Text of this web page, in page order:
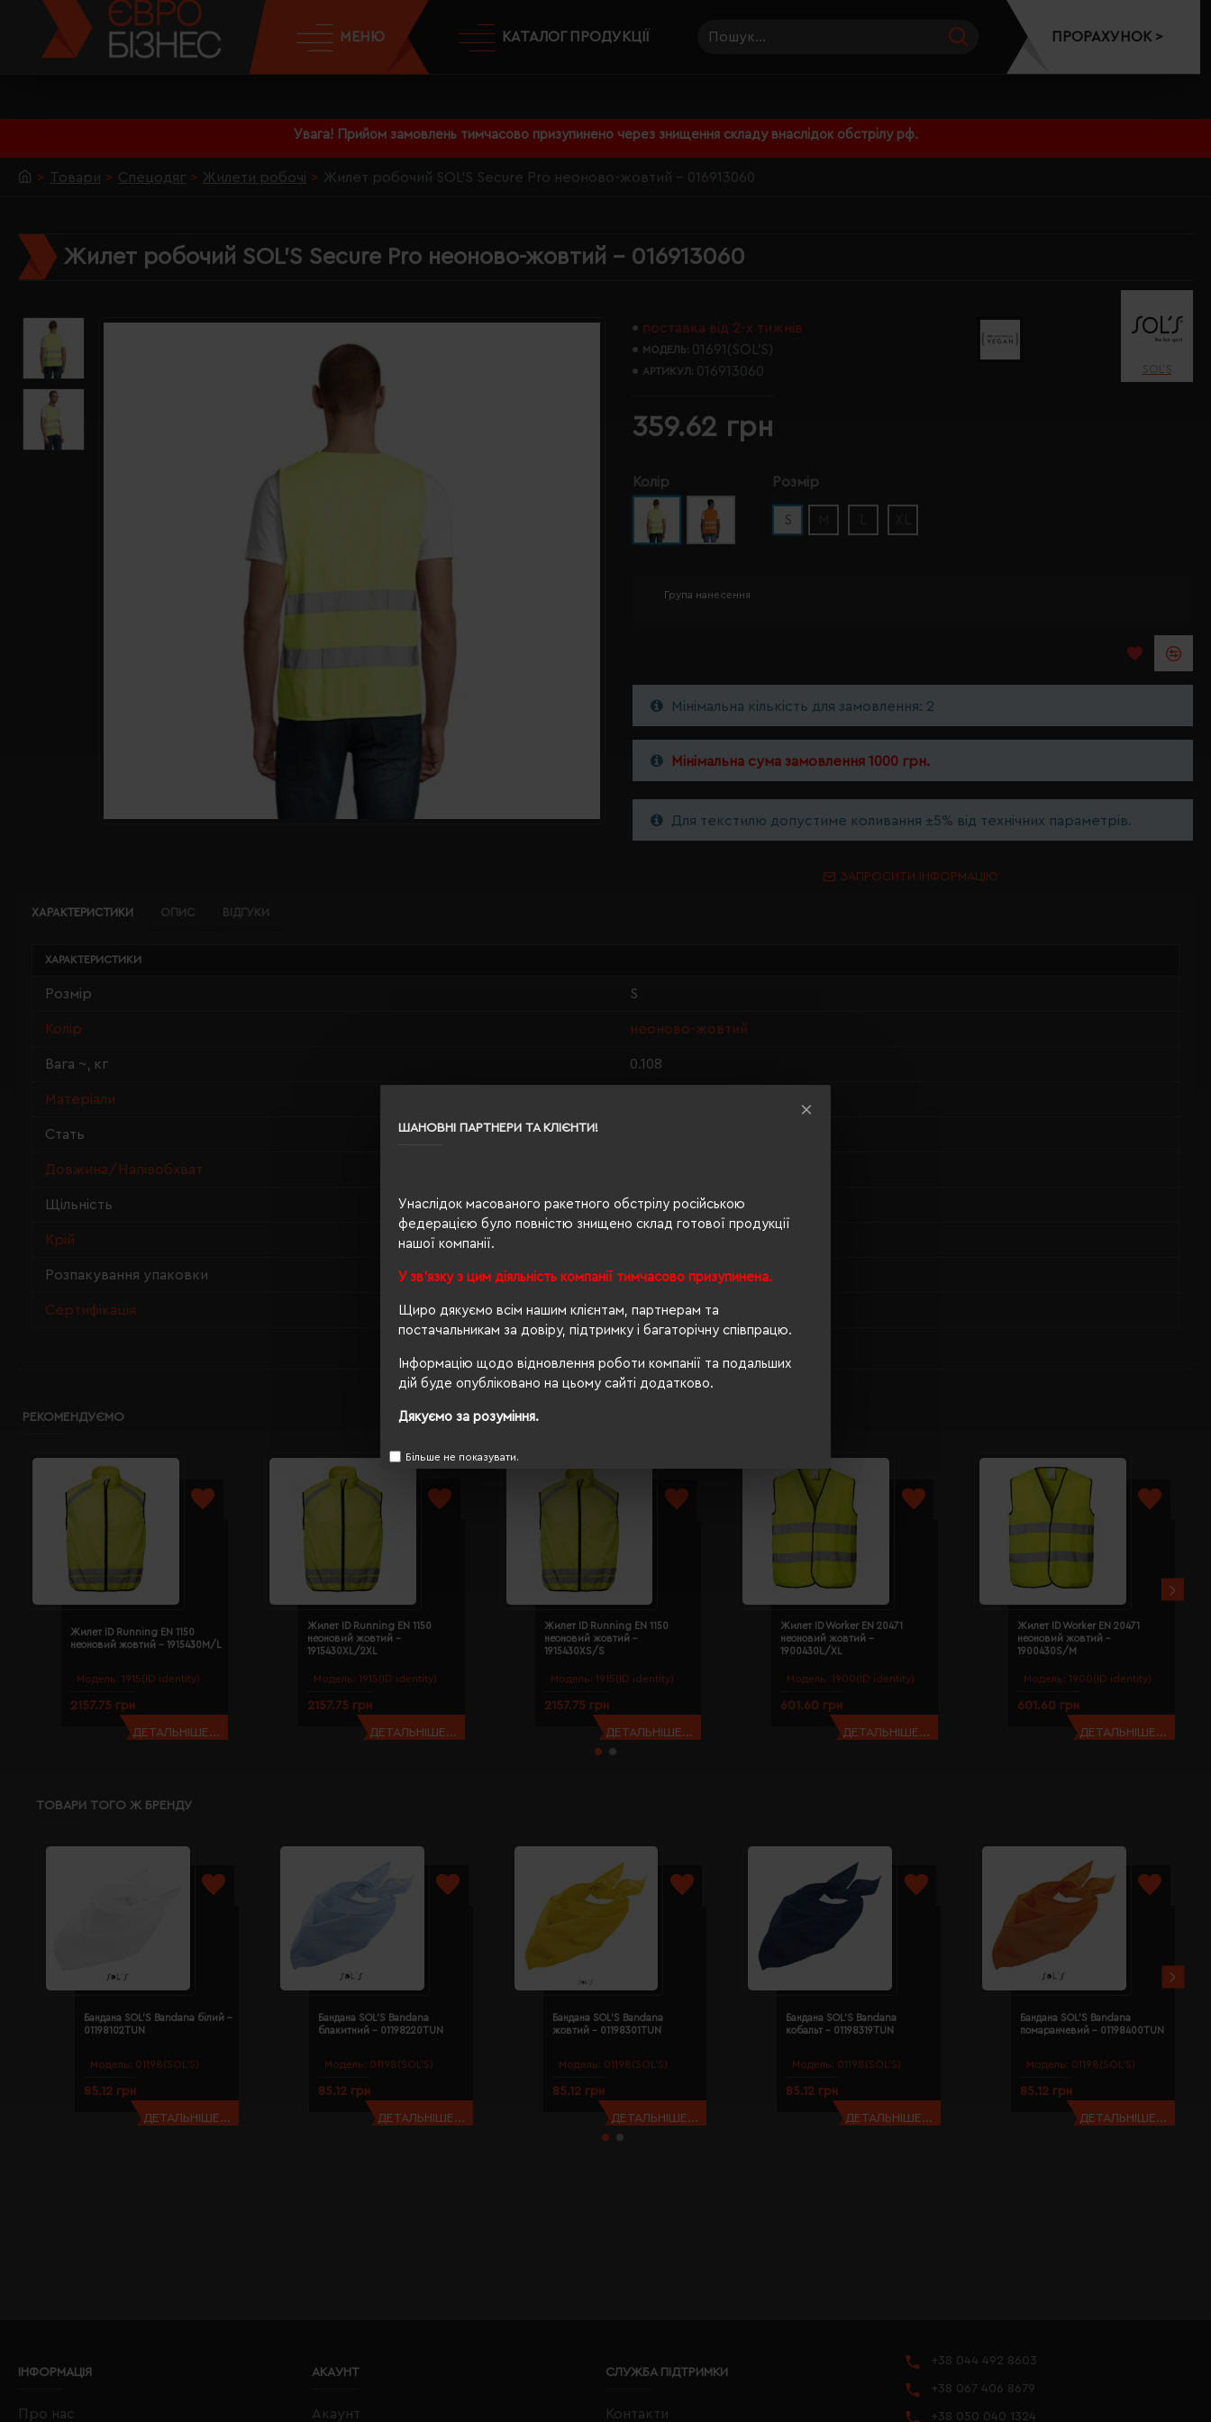
ШАНОВНІ ПАРТНЕРИ ТА КЛІЄНТИ!
Унаслідок масованого ракетного обстрілу російською
федерацією було повністю знищено склад готової продукції
нашої компанії.
У зв'язку з цим діяльність компанії тимчасово призупинена.
Щиро дякуємо всім нашим клієнтам, партнерам та
постачальникам за довіру, підтримку і багаторічну співпрацю.
Інформацію щодо відновлення роботи компанії та подальших
дій буде опубліковано на цьому сайті додатково.
Дякуємо за розуміння.
Більше не показувати.
Увага! Прийом замовлень тимчасово призупинено через знищення складу внаслідок обстрілу рф.
МЕНЮ КАТАЛОГ ПРОДУКЦІЇ ПРОРАХУНОК >
Товари Спецодяг Жилети робочі Жилет робочий SOL'S Secure Pro неоново-жовтий - 016913060
Жилет робочий SOL'S Secure Pro неоново-жовтий - 016913060
поставка від 2-х тижнів
МОДЕЛЬ: 01691(SOL’S)
АРТИКУЛ: 016913060 SOL’S
359.62 грн
Колір Розмір
S
Група нанесення
Мінімальна кількість для замовлення: 2
Мінімальна сума замовлення 1000 грн.
Для текстилю допустиме коливання ±5% від технічних параметрів.
ЗАПРОСИТИ ІНФОРМАЦІЮ
ХАРАКТЕРИСТИКИ ОПИС ВІДГУКИ
ХАРАКТЕРИСТИКИ
Розмір S
Колір неоново-жовтий
Вага ~, кг 0.108
Матеріали
Стать
Довжина/Напівобхват
Щільність 120 г/м²
Крій
Розпакування упаковки Ні
Сертифікація PETA-Approved Vegan
РЕКОМЕНДУЄМО
Модель: 1915(ID identity)
Жилет ID Running EN 1150
неоновий жовтий - 1915430M/L
2157.75 грн
ДЕТАЛЬНІШЕ...
Модель: 1915(ID identity)
Жилет ID Running EN 1150
неоновий жовтий -
1915430XL/2XL
2157.75 грн
ДЕТАЛЬНІШЕ...
Модель: 1915(ID identity)
Жилет ID Running EN 1150
неоновий жовтий -
1915430XS/S
2157.75 грн
ДЕТАЛЬНІШЕ...
Модель: 1900(ID identity)
Жилет ID Worker EN 20471
неоновий жовтий -
1900430L/XL
601.60 грн
ДЕТАЛЬНІШЕ...
Модель: 1900(ID identity)
Жилет ID Worker EN 20471
неоновий жовтий -
1900430S/M
601.60 грн
ДЕТАЛЬНІШЕ...
ТОВАРИ ТОГО Ж БРЕНДУ
Модель: 01198(SOL’S)
Бандана SOL'S Bandana білий -
01198102TUN
85.12 грн
ДЕТАЛЬНІШЕ...
Модель: 01198(SOL’S)
Бандана SOL'S Bandana
блакитний - 01198220TUN
85.12 грн
ДЕТАЛЬНІШЕ...
Модель: 01198(SOL’S)
Бандана SOL'S Bandana
жовтий - 01198301TUN
85.12 грн
ДЕТАЛЬНІШЕ...
Модель: 01198(SOL’S)
Бандана SOL'S Bandana
кобальт - 01198319TUN
85.12 грн
ДЕТАЛЬНІШЕ...
Модель: 01198(SOL’S)
Бандана SOL'S Bandana
помаранчевий - 01198400TUN
85.12 грн
ДЕТАЛЬНІШЕ...
ІНФОРМАЦІЯ
Про нас
АКАУНТ
Акаунт
СЛУЖБА ПІДТРИМКИ
Контакти
+38 044 492 8603
+38 067 406 8679
+38 050 040 1324